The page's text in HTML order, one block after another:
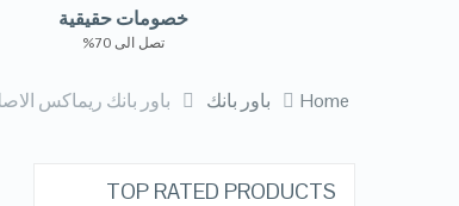
خصومات حقيقية
تصل الى 70%
Home باور بانك باور بانك ريماكس الاصلي بالكشاف
TOP RATED PRODUCTS